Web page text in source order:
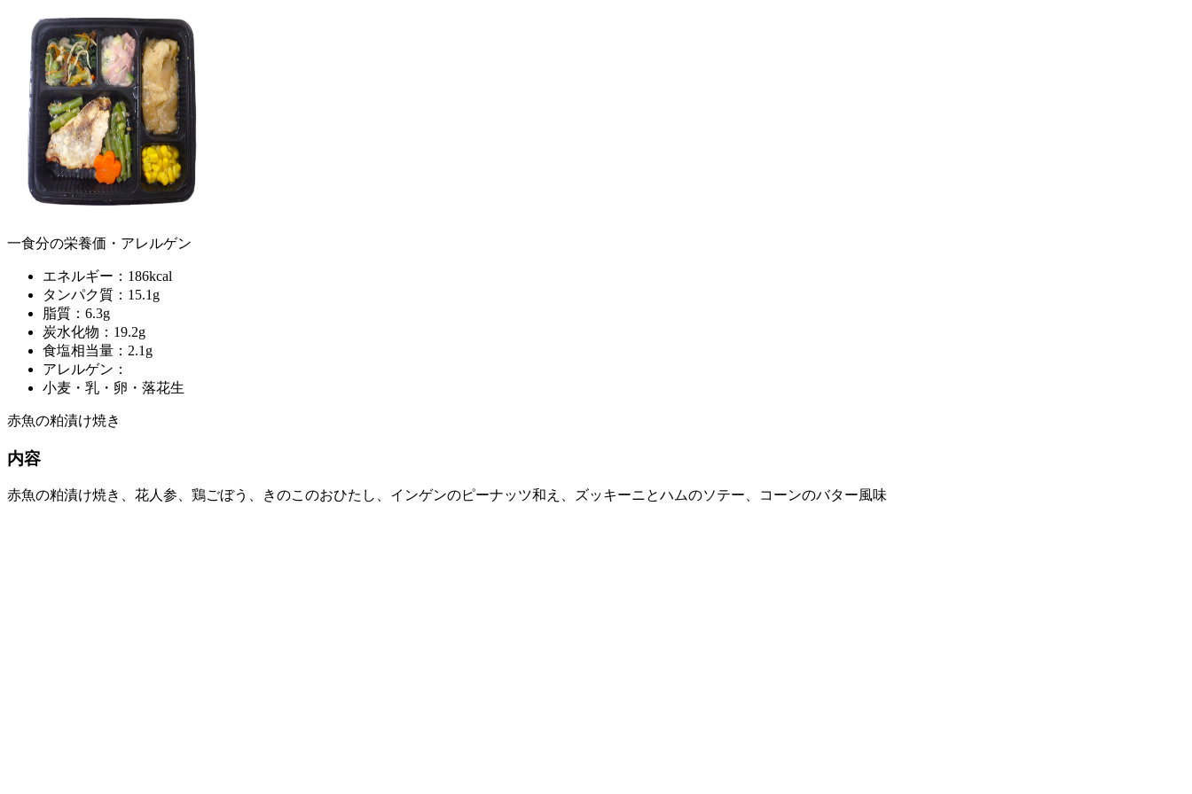
一食分の栄養価・アレルゲン
エネルギー：186kcal
タンパク質：15.1g
脂質：6.3g
炭水化物：19.2g
食塩相当量：2.1g
アレルゲン：
小麦・乳・卵・落花生
赤魚の粕漬け焼き
内容
赤魚の粕漬け焼き、花人参、鶏ごぼう、きのこのおひたし、インゲンのピーナッツ和え、ズッキーニとハムのソテー、コーンのバター風味